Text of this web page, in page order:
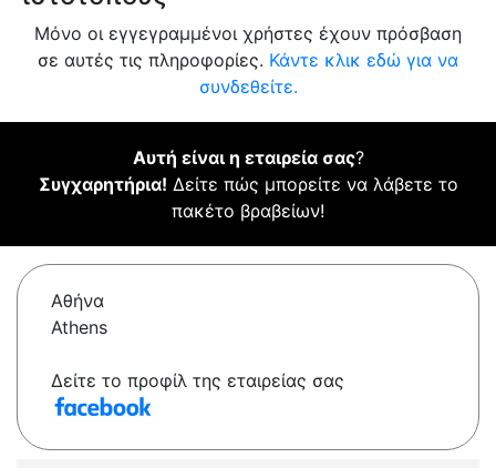
Μόνο οι εγγεγραμμένοι χρήστες έχουν πρόσβαση
σε αυτές τις πληροφορίες. Κάντε κλικ εδώ για να
συνδεθείτε.
Αυτή είναι η εταιρεία σας?
Συγχαρητήρια! Δείτε πώς μπορείτε να λάβετε το
πακέτο βραβείων!
Αθήνα
Athens
Δείτε το προφίλ της εταιρείας σας